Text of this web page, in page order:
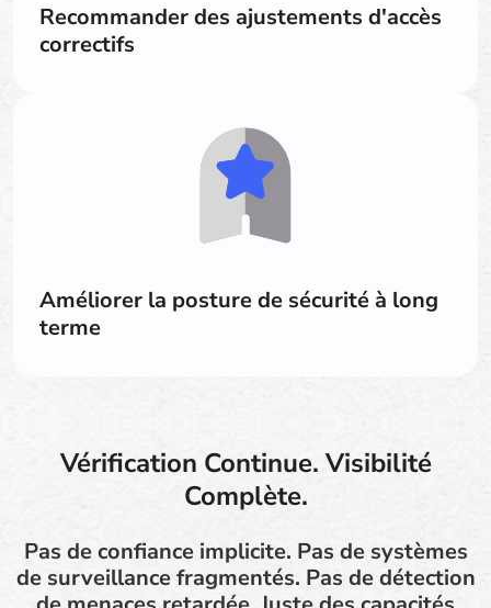
Recommander des ajustements d'accès
correctifs
Améliorer la posture de sécurité à long
terme
Vérification Continue. Visibilité
Complète.
Pas de confiance implicite. Pas de systèmes
de surveillance fragmentés. Pas de détection